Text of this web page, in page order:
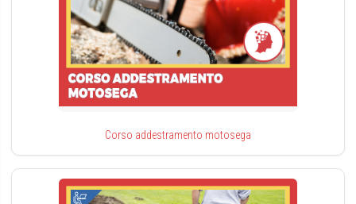
Corso addestramento motosega